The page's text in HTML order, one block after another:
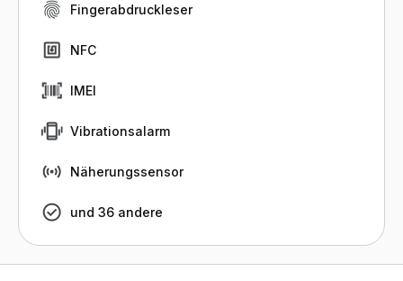
Fingerabdruckleser
NFC
IMEI
Vibrationsalarm
Näherungssensor
und 36 andere